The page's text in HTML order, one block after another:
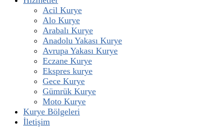
Acil Kurye
Alo Kurye
Arabalı Kurye
Anadolu Yakası Kurye
Avrupa Yakası Kurye
Eczane Kurye
Ekspres kurye
Gece Kurye
Gümrük Kurye
Moto Kurye
Kurye Bölgeleri
İletişim